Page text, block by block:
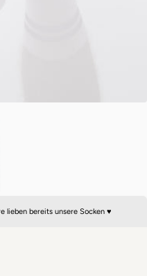
lieben bereits unsere Socken ♥